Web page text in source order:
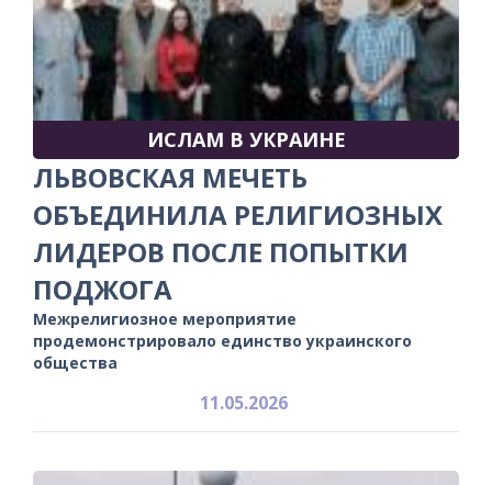
ИСЛАМ В УКРАИНЕ
ЛЬВОВСКАЯ МЕЧЕТЬ
ОБЪЕДИНИЛА РЕЛИГИОЗНЫХ
ЛИДЕРОВ ПОСЛЕ ПОПЫТКИ
ПОДЖОГА
Межрелигиозное мероприятие
продемонстрировало единство украинского
общества
11.05.2026